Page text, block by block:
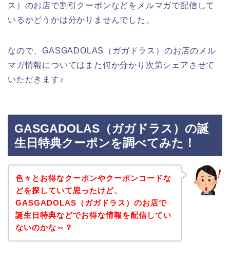
ス）のお店で割引クーポンなどをメルマガで配信して
いるかどうかは分かりませんでした。
なので、GASGADOLAS（ガガドラス）のお店のメル
マガ情報についてはまた何か分かり次第シェアさせて
いただきます♪
GASGADOLAS（ガガドラス）の誕
生日特典クーポンを調べてみた！
色々とお得なクーポンやクーポンコードな
どを探していて思ったけど、
GASGADOLAS（ガガドラス）のお店で
誕生日特典などでお得な情報を配信してい
ないのかな～？